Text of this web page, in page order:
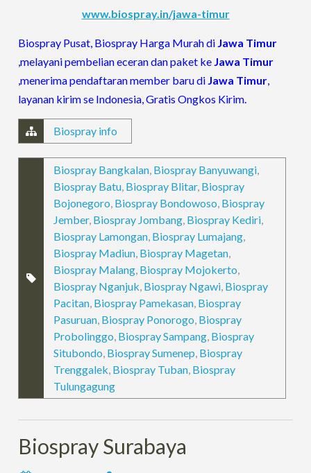
www.biospray.in/jawa-timur
Biospray Pusat, Biospray Harga Murah di Jawa Timur
,melayani pembelian eceran dan paket ke Jawa Timur
,menerima pendaftaran member baru di Jawa Timur
layanan kirim se Indonesia, Gratis Ongkos Kirim.
Biospray info
Biospray Bangkalan Biospray Banyuwangi
Biospray Batu Biospray Blitar, Biospray
Bojonegoro Biospray Bondowoso Biospray
Jember, Biospray Jombang Biospray Kediri
Biospray Lamongan Biospray Lumajang
Biospray Madiun Biospray Magetan
Biospray Malang Biospray Mojokerto
Biospray Nganjuk Biospray Ngawi Biospray
Pacitan Biospray Pamekasan Biospray
Pasuruan Biospray Ponorogo Biospray
Probolinggo Biospray Sampang Biospray
Situbondo Biospray Sumenep Biospray
Trenggalek Biospray Tuban Biospray
Tulungagung
Biospray Surabaya